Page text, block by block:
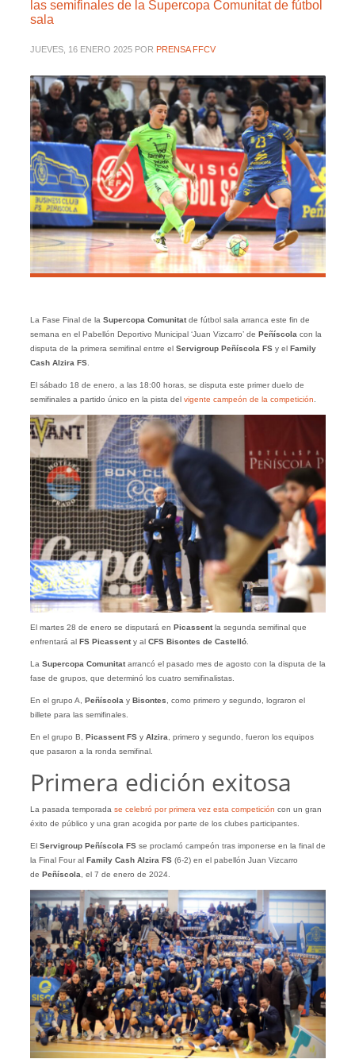
las semifinales de la Supercopa Comunitat de fútbol
sala
JUEVES, 16 ENERO 2025 POR PRENSA FFCV
La Fase Final de la Supercopa Comunitatde fútbol sala arranca este fin de
semana en el Pabellón Deportivo Municipal ‘Juan Vizcarro’ de Peñíscola con la
disputa de la primera semifinal entrre el Servigroup Peñíscola FS y el Family
Cash Alzira FS.
El sábado 18 de enero, a las 18:00 horas, se disputa este primer duelo de
semifinales a partido único en la pista del vigente campeón de la competición
El martes 28 de enero se disputará en Picassentla segunda semifinal que
enfrentará al FS Picassenty al CFS Bisontes de Castelló.
La Supercopa Comunitatarrancó el pasado mes de agosto con la disputa de la
fase de grupos, que determinó los cuatro semifinalistas.
En el grupo A, Peñíscola y Bisontes , como primero y segundo, lograron el
billete para las semifinales.
En el grupo B, Picassent FSy Alzira , primero y segundo, fueron los equipos
que pasaron a la ronda semifinal.
Primera edición exitosa
La pasada temporada se celebró por primera vez esta competición con un gran
éxito de público y una gran acogida por parte de los clubes participantes.
El Servigroup Peñíscola FSse proclamó campeón tras imponerse en la final de
la Final Four al Family Cash Alzira FS (6-2) en el pabellón Juan Vizcarro
de Peñíscola , el 7 de enero de 2024.